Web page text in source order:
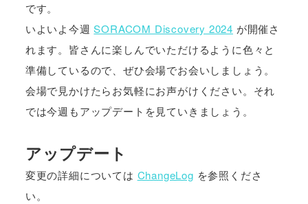
です。
いよいよ今週SORACOM Discovery 2024 が開催さ
れます。皆さんに楽しんでいただけるように色々と
準備しているので、ぜひ会場でお会いしましょう。
会場で見かけたらお気軽にお声がけください。それ
では今週もアップデートを見ていきましょう。
アップデート
変更の詳細については ChangeLog を参照くださ
い。